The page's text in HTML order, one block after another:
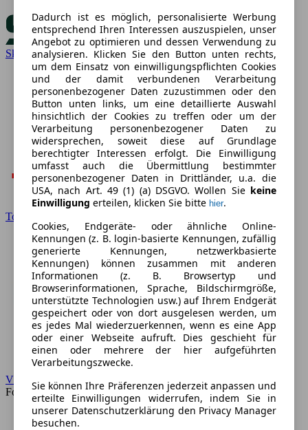
Skoda
Toyota
VW
Forum
Dadurch ist es möglich, personalisierte Werbung
entsprechend Ihren Interessen auszuspielen, unser
Angebot zu optimieren und dessen Verwendung zu
analysieren. Klicken Sie den Button unten rechts,
um dem Einsatz von einwilligungspflichten Cookies
und der damit verbundenen Verarbeitung
personenbezogener Daten zuzustimmen oder den
Button unten links, um eine detaillierte Auswahl
hinsichtlich der Cookies zu treffen oder um der
Verarbeitung personenbezogener Daten zu
widersprechen, soweit diese auf Grundlage
berechtigter Interessen erfolgt. Die Einwilligung
umfasst auch die Übermittlung bestimmter
personenbezogener Daten in Drittländer, u.a. die
USA, nach Art. 49 (1) (a) DSGVO. Wollen Sie keine
Einwilligung erteilen, klicken Sie bitte hier.
Cookies, Endgeräte- oder ähnliche Online-
Kennungen (z. B. login-basierte Kennungen, zufällig
generierte Kennungen, netzwerkbasierte
Kennungen) können zusammen mit anderen
Informationen (z. B. Browsertyp und
Browserinformationen, Sprache, Bildschirmgröße,
unterstützte Technologien usw.) auf Ihrem Endgerät
gespeichert oder von dort ausgelesen werden, um
es jedes Mal wiederzuerkennen, wenn es eine App
oder einer Webseite aufruft. Dies geschieht für
einen oder mehrere der hier aufgeführten
Verarbeitungszwecke.
Sie können Ihre Präferenzen jederzeit anpassen und
erteilte Einwilligungen widerrufen, indem Sie in
unserer Datenschutzerklärung den Privacy Manager
besuchen.